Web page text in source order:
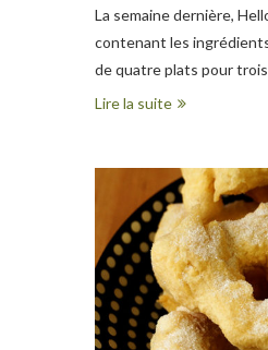
La semaine dernière,
contenant les
de quatre plats pour
Lire la suite